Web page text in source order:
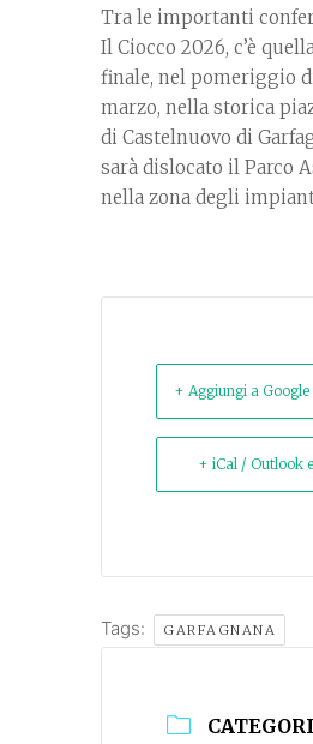
Tra le importanti
Il Ciocco 2026, c’è
finale, nel pomeriggio
marzo, nella storica
di Castelnuovo di
sarà dislocato il Parco
nella zona degli
+ Aggiungi a
+ iCal / Outlook
Tags: GARFAGNANA